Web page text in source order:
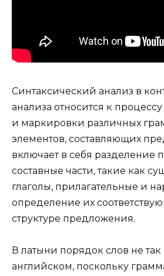
Синтаксический анализ в
анализа относится к
и маркировки различных
элементов, составляющих
включает в себя разделение
составные части, такие как
глаголы, прилагательные и
определение их
структуре предложения.
В латыни порядок слов не так
английском, поскольку